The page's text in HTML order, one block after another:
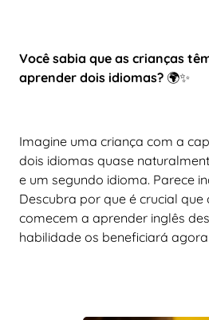
Você sabia que as crianças
aprender dois idiomas? 🌍✨
Imagine uma criança com a
dois idiomas quase
e um segundo idioma. Parece
Descubra por que é crucial que
comecem a aprender inglês
habilidade os beneficiará